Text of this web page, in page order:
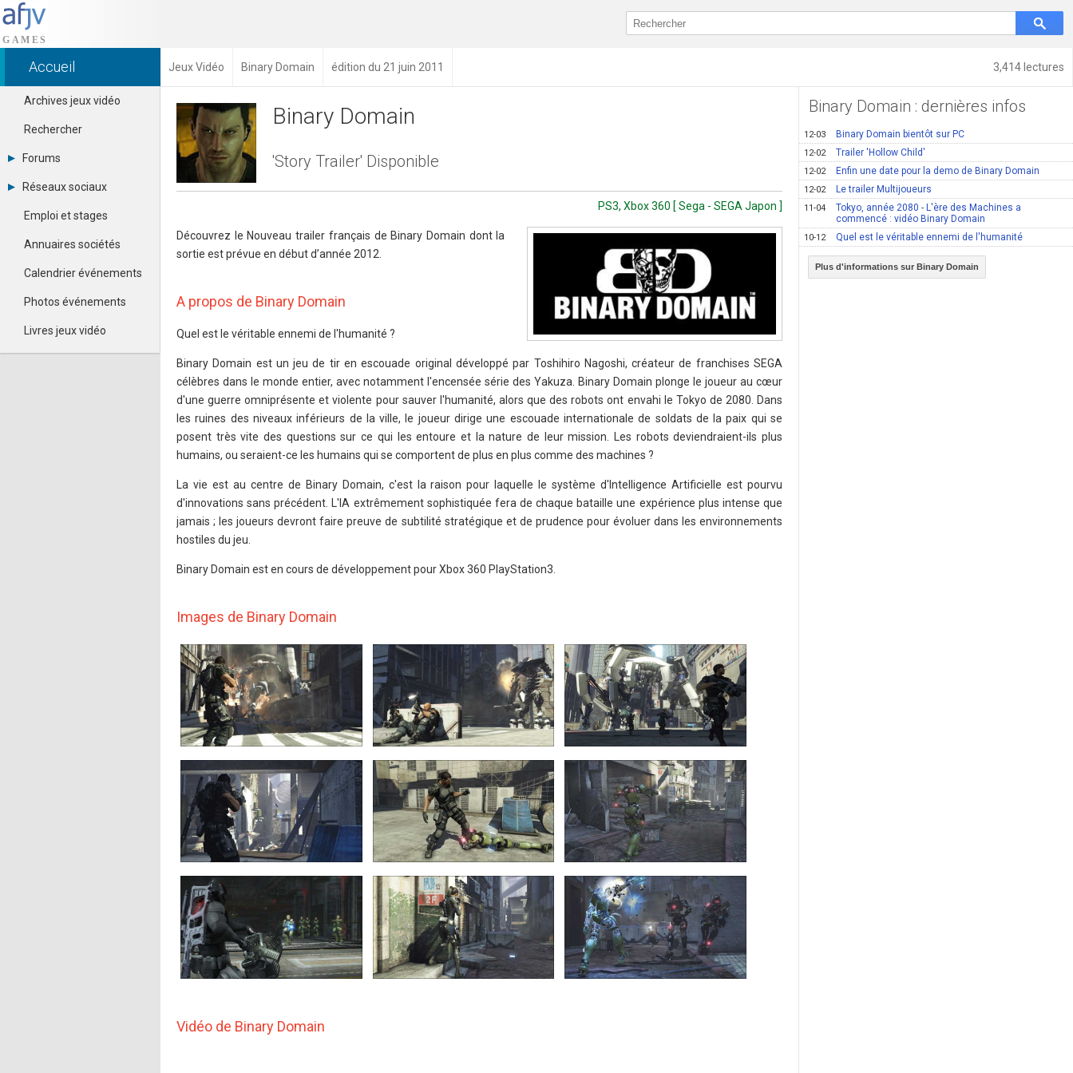
3,414 lectures
Accueil Jeux Vidéo Binary Domain édition du 21 juin 2011
Archives jeux vidéo
Rechercher
Forums
Tous les forums
Se connecter
Contacter un modérateur
Réseaux sociaux
Dailymotion
Facebook
Google+
Pinterest
Youtube
Emploi et stages
Annuaires sociétés
Calendrier événements
Photos événements
Livres jeux vidéo
Binary Domain
'Story Trailer' Disponible
PS3, Xbox 360 [ Sega - SEGA Japon ]
Découvrez le Nouveau trailer français de Binary Domain dont la
sortie est prévue en début d’année 2012.
A propos de Binary Domain
Quel est le véritable ennemi de l'humanité ?
Binary Domain est un jeu de tir en escouade original développé par Toshihiro Nagoshi, créateur de franchises SEGA
célèbres dans le monde entier, avec notamment l'encensée série des Yakuza. Binary Domain plonge le joueur au cœur
d'une guerre omniprésente et violente pour sauver l'humanité, alors que des robots ont envahi le Tokyo de 2080. Dans
les ruines des niveaux inférieurs de la ville, le joueur dirige une escouade internationale de soldats de la paix qui se
posent très vite des questions sur ce qui les entoure et la nature de leur mission. Les robots deviendraient-ils plus
humains, ou seraient-ce les humains qui se comportent de plus en plus comme des machines ?
La vie est au centre de Binary Domain, c'est la raison pour laquelle le système d'Intelligence Artificielle est pourvu
d'innovations sans précédent. L'IA extrêmement sophistiquée fera de chaque bataille une expérience plus intense que
jamais ; les joueurs devront faire preuve de subtilité stratégique et de prudence pour évoluer dans les environnements
hostiles du jeu.
Binary Domain est en cours de développement pour Xbox 360 PlayStation3.
Images de Binary Domain
Vidéo de Binary Domain
Binary Domain : dernières infos
12-03 Binary Domain bientôt sur PC
12-02 Trailer 'Hollow Child'
12-02 Enfin une date pour la demo de Binary Domain
12-02 Le trailer Multijoueurs
11-04
Tokyo, année 2080 - L'ère des Machines a
commencé : vidéo Binary Domain
10-12 Quel est le véritable ennemi de l'humanité
Plus d'informations sur Binary Domain